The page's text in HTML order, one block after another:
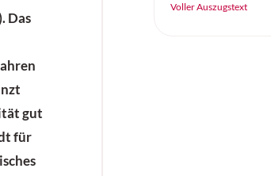
Das
gut
für
herausfordernder
Voller Auszugstext